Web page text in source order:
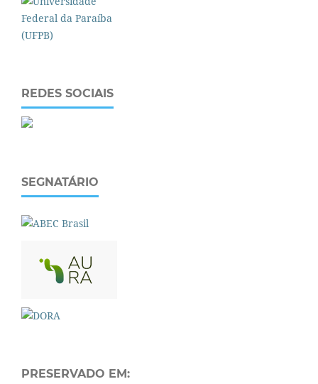
REDES SOCIAIS
SEGNATÁRIO
PRESERVADO EM: